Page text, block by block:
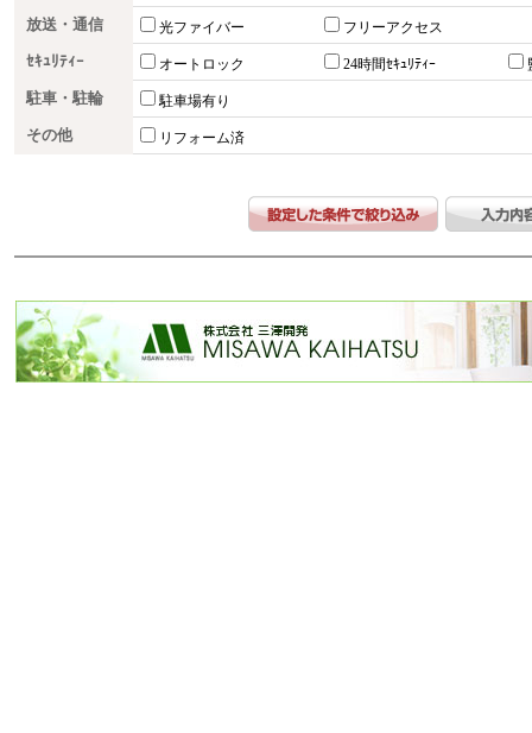
放送・通信 光ファイバー フリーアクセス
ｾｷｭﾘﾃｨｰ オートロック 24時間ｾｷｭﾘﾃｨｰ
駐車・駐輪 駐車場有り
その他 リフォーム済